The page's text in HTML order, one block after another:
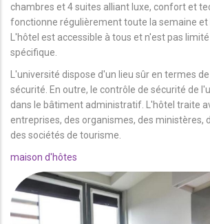
chambres et 4 suites alliant luxe, confort et
fonctionne régulièrement toute la semaine et
L'hôtel est accessible à tous et n'est pas
spécifique.
L'université dispose d'un lieu sûr en termes
sécurité. En outre, le contrôle de sécurité de
dans le bâtiment administratif. L'hôtel traite
entreprises, des organismes, des ministères,
des sociétés de tourisme.
maison d'hôtes